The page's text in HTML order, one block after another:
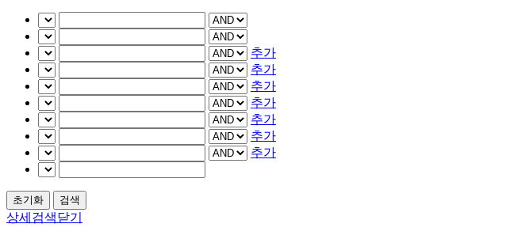
추가
추가
추가
추가
추가
추가
추가
상세검색닫기